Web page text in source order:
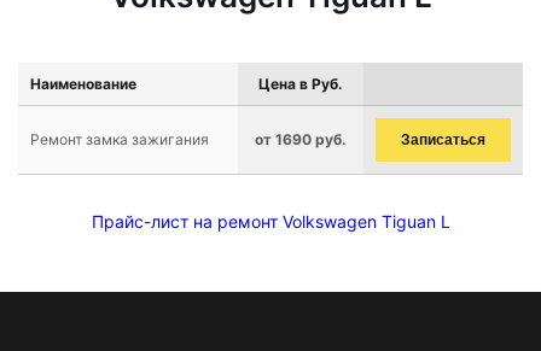
Наименование Цена в Руб.
Ремонт замка зажигания от 1690 руб. Записаться
Прайс-лист на ремонт Volkswagen Tiguan L